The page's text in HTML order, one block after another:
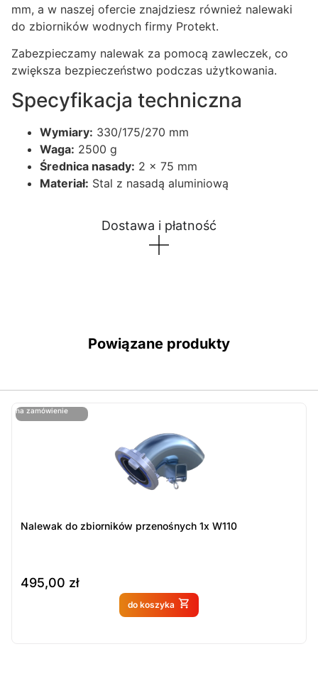
mm, a w naszej ofercie znajdziesz również nalewaki
do zbiorników wodnych firmy Protekt.
Zabezpieczamy nalewak za pomocą zawleczek, co
zwiększa bezpieczeństwo podczas użytkowania.
Specyfikacja techniczna
Wymiary: 330/175/270 mm
Waga: 2500 g
Średnica nasady: 2 x 75 mm
Materiał: Stal z nasadą aluminiową
Dostawa i płatność
Powiązane produkty
na zamówienie
ostatnie sztuki
Nalewak do zbiorników przenośnych 1x W110
495,00 zł
do koszyka
Produkt dostępny na